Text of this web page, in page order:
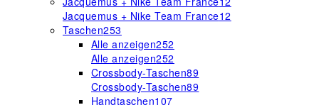
Jacquemus + Nike Team France12
Taschen253
Alle anzeigen252
Alle anzeigen252
Crossbody-Taschen89
Crossbody-Taschen89
Handtaschen107